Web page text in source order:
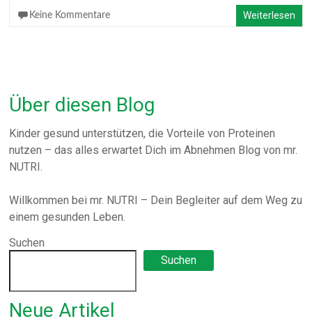
Keine Kommentare Weiterlesen
Über diesen Blog
Kinder gesund unterstützen, die Vorteile von Proteinen
nutzen – das alles erwartet Dich im Abnehmen Blog von mr.
NUTRI.
Willkommen bei mr. NUTRI – Dein Begleiter auf dem Weg zu
einem gesunden Leben.
Suchen
Suchen
Neue Artikel